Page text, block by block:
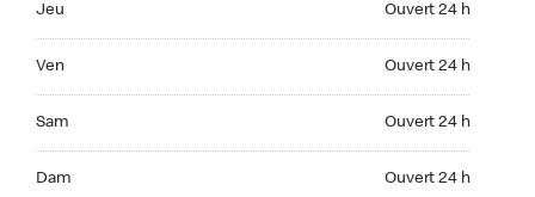
Jeu Ouvert 24 h
Ven Ouvert 24 h
Sam Ouvert 24 h
Dam Ouvert 24 h